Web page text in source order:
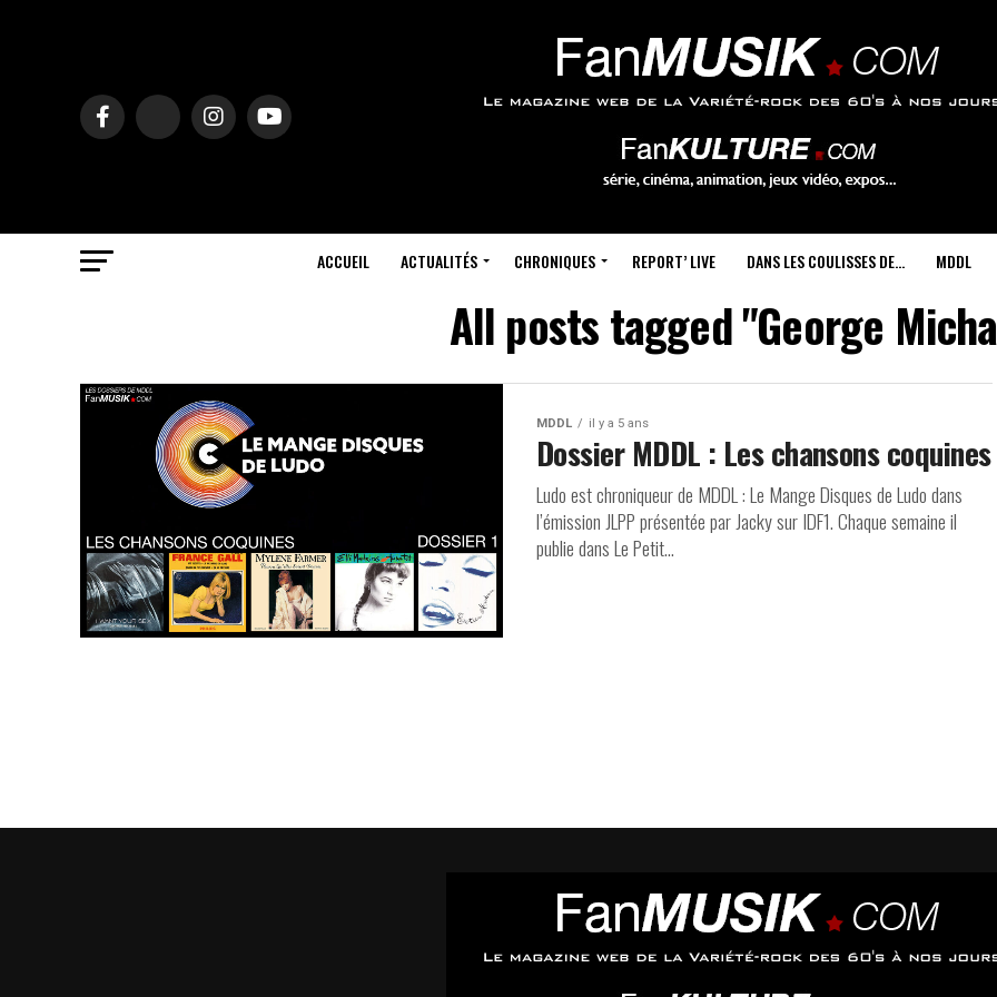
ACCUEIL ACTUALITÉS CHRONIQUES REPORT’ LIVE DANS LES COULISSES DE… MDDL
All posts tagged "George
MDDL il y a 5 ans
Dossier MDDL : Les chansons coquines
Ludo est chroniqueur de MDDL : Le Mange Disques de Ludo dans
l’émission JLPP présentée par Jacky sur IDF1. Chaque semaine il
publie dans Le Petit...